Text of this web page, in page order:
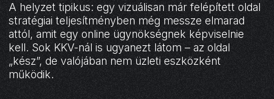
A helyzet tipikus: egy vizuálisan már felépített oldal
stratégiai teljesítményben még messze elmarad
attól, amit egy online ügynökségnek képviselnie
kell. Sok KKV-nál is ugyanezt látom – az oldal
„kész”, de valójában nem üzleti eszközként
működik.